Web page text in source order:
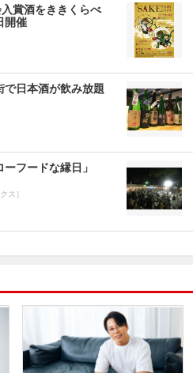
賞酒をききくらべ
開催
日本酒が飲み放題
フードな縁日」
ス］